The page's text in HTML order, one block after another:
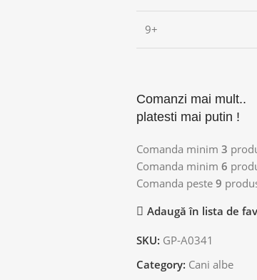
9+
Comanzi mai mult..
platesti mai putin !
Comanda minim 3
Comanda minim 6
Comanda peste 9
Adaugă în lista de
SKU: GP-A0341
Category: Cani albe